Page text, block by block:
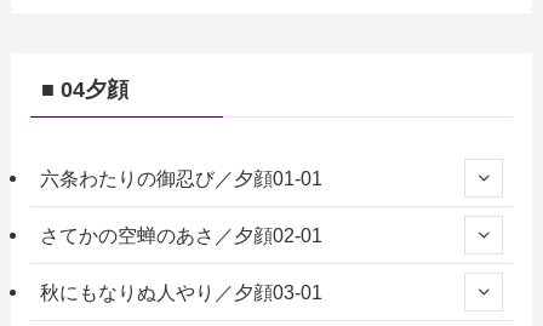
■ 04夕顔
六条わたりの御忍び／夕顔01-01
さてかの空蝉のあさ／夕顔02-01
秋にもなりぬ人やり／夕顔03-01